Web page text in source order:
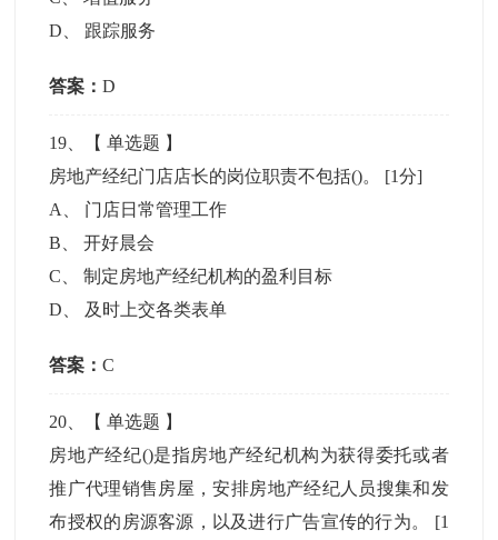
D
跟踪服务
答案：D
19 、【单选题 】
房地产经纪门店店长的岗位职责不包括()。 [1分]
A
门店日常管理工作
B 、开好晨会
C 、制定房地产经纪机构的盈利目标
D
及时上交各类表单
答案：C
20 、【单选题 】
房地产经纪()是指房地产经纪机构为获得委托或者
推广代理销售房屋，安排房地产经纪人员搜集和发
布授权的房源客源，以及进行广告宣传的行为。 [1